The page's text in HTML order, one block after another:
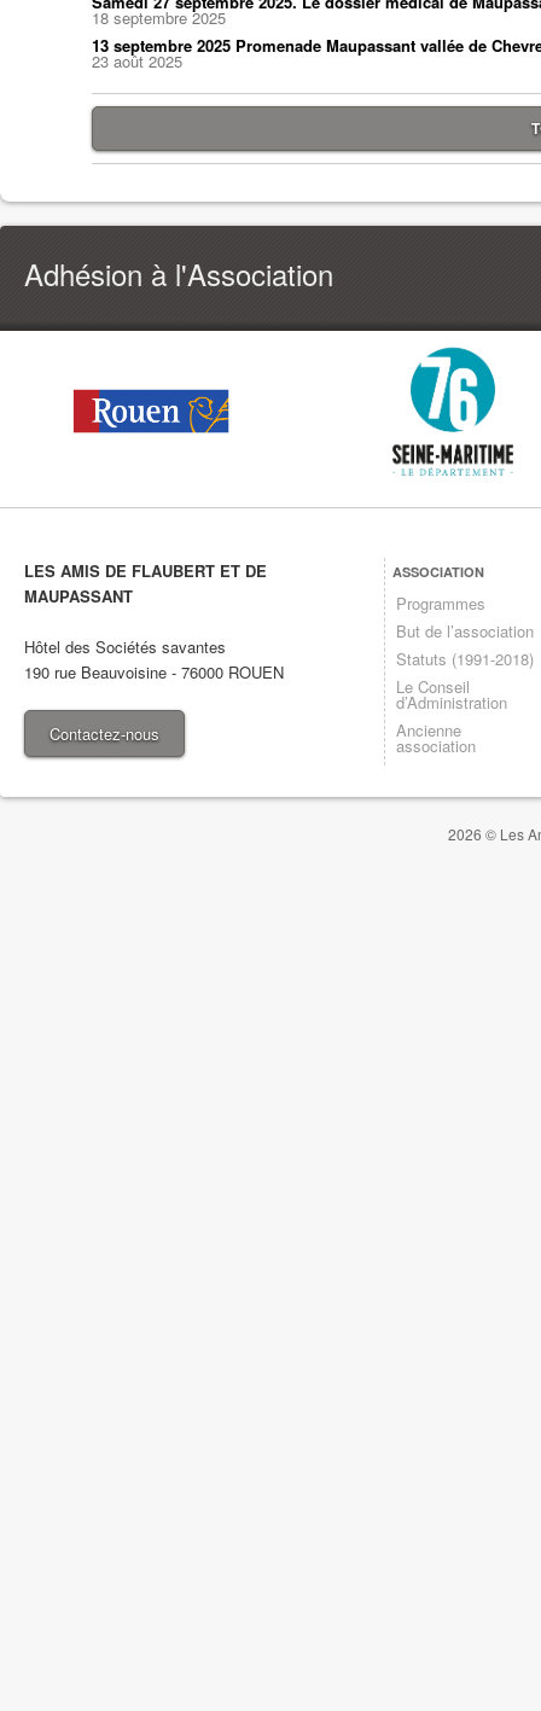
18 septembre 2025
13 septembre 2025 Promenade Maupassant vallée de
23 août 2025
Adhésion à l'Association
LES AMIS DE FLAUBERT ET DE
MAUPASSANT
Hôtel des Sociétés savantes
190 rue Beauvoisine - 76000 ROUEN
Contactez-nous
ASSOCIATION
Programmes
But de l’association
Statuts (1991-2018)
Le Conseil
d’Administration
Ancienne
association
2026 © Les